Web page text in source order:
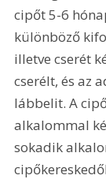
cipőt 5-6
különböző
illetve cserét
cserélt, és az
lábbelit. A
alkalommal
sokadik